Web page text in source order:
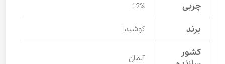
چربی 12%
برند کوشیدا
کشور
آلمان